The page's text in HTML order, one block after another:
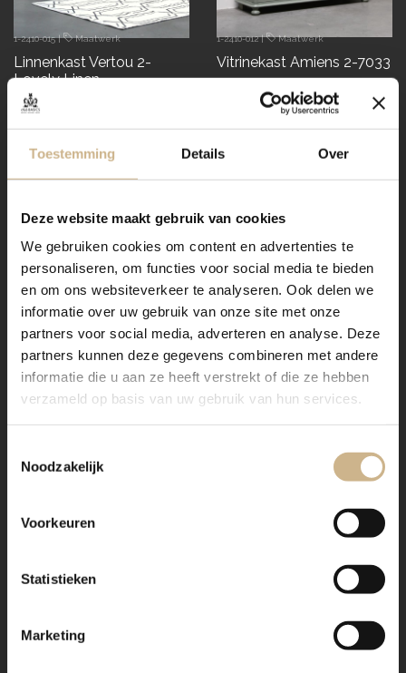
Toestemming Details Over
Deze website maakt gebruik van cookies
We gebruiken cookies om content en advertenties te
personaliseren, om functies voor social media te bieden
en om ons websiteverkeer te analyseren. Ook delen we
informatie over uw gebruik van onze site met onze
partners voor social media, adverteren en analyse. Deze
partners kunnen deze gegevens combineren met andere
informatie die u aan ze heeft verstrekt of die ze hebben
verzameld op basis van uw gebruik van hun services.
Noodzakelijk
Voorkeuren
Statistieken
Marketing
1-2410-015| Maatwerk
Linnenkast Vertou 2-
Lovely Linen
€ 2295.00
1-2410-012| Maatwerk
Vitrinekast Amiens 2-7033
€ 2745.00
1-2410-011| Maatwerk
Vitrinekast Monaco 2-
€ 2195.00
1-2410-010 | Maatwerk
Linnenkast Plage 3-9010